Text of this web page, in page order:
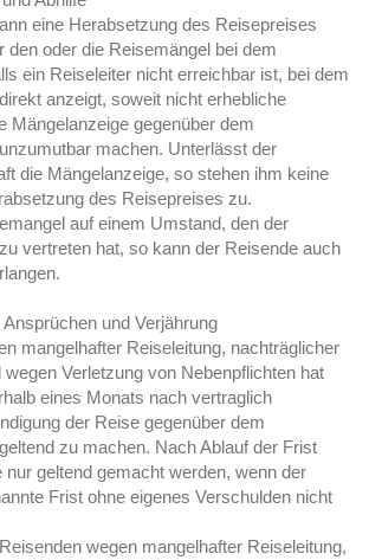
eine Herabsetzung des Reisepreises
den oder die Reisemängel bei dem
ein Reiseleiter nicht erreichbar ist, bei dem
anzeigt, soweit nicht erhebliche
Mängelanzeige gegenüber dem
machen. Unterlässt der
die Mängelanzeige, so stehen ihm keine
des Reisepreises zu.
auf einem Umstand, den der
vertreten hat, so kann der Reisende auch
und Verjährung
mangelhafter Reiseleitung, nachträglicher
Verletzung von Nebenpflichten hat
eines Monats nach vertraglich
der Reise gegenüber dem
zu machen. Nach Ablauf der Frist
nur geltend gemacht werden, wenn der
Frist ohne eigenes Verschulden nicht
wegen mangelhafter Reiseleitung,